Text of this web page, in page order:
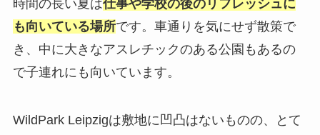
時間の長い夏は仕事や学校の後のリフレッシュに
も向いている場所です。車通りを気にせず散策で
き、中に大きなアスレチックのある公園もあるの
で子連れにも向いています。
WildPark Leipzigは敷地に凹凸はないものの、とて